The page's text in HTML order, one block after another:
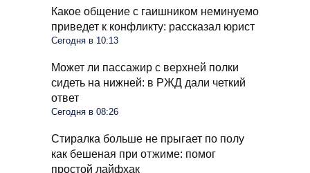
Какое общение с гаишником неминуемо
приведет к конфликту: рассказал юрист
Сегодня в 10:13
Может ли пассажир с верхней полки
сидеть на нижней: в РЖД дали четкий
ответ
Сегодня в 08:26
Стиралка больше не прыгает по полу
как бешеная при отжиме: помог
простой лайфхак